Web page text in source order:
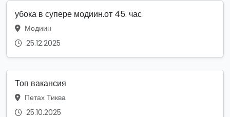
убока в супере модиин.от 45. час
Модиин
25.12.2025
Топ вакансия
Петах Тиква
25.10.2025